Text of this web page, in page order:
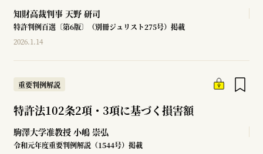
知財高裁判事 天野 研司
特許判例百選〔第6版〕（別冊ジュリスト275号）掲載
2026.1.14
重要判例解説
特許法102条2項・3項に基づく損害額
駒澤大学准教授 小嶋 崇弘
令和元年度重要判例解説（1544号）掲載